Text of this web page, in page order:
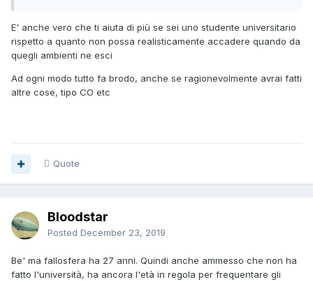
E' anche vero che ti aiuta di più se sei uno studente universitario
rispetto a quanto non possa realisticamente accadere quando da
quegli ambienti ne esci
Ad ogni modo tutto fa brodo, anche se ragionevolmente avrai fatti
altre cose, tipo CO etc
Quote
Bloodstar
Posted December 23, 2019
Be' ma fallosfera ha 27 anni. Quindi anche ammesso che non ha
fatto l'università, ha ancora l'età in regola per frequentare gli